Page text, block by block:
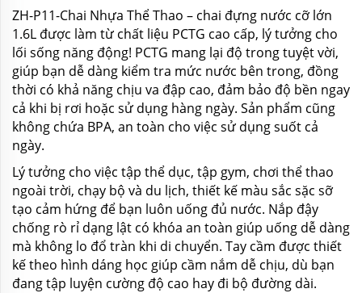
ZH-P11-Chai Nhựa Thể Thao – chai đựng nước cỡ lớn
1.6L được làm từ chất liệu PCTG cao cấp, lý tưởng cho
lối sống năng động! PCTG mang lại độ trong tuyệt vời,
giúp bạn dễ dàng kiểm tra mức nước bên trong, đồng
thời có khả năng chịu va đập cao, đảm bảo độ bền ngay
cả khi bị rơi hoặc sử dụng hàng ngày. Sản phẩm cũng
không chứa BPA, an toàn cho việc sử dụng suốt cả
ngày.
Lý tưởng cho việc tập thể dục, tập gym, chơi thể thao
ngoài trời, chạy bộ và du lịch, thiết kế màu sắc sặc sỡ
tạo cảm hứng để bạn luôn uống đủ nước. Nắp đậy
chống rò rỉ dạng lật có khóa an toàn giúp uống dễ dàng
mà không lo đổ tràn khi di chuyển. Tay cầm được thiết
kế theo hình dáng học giúp cầm nắm dễ chịu, dù bạn
đang tập luyện cường độ cao hay đi bộ đường dài.